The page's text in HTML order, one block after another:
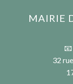
MAIRIE
📧
32